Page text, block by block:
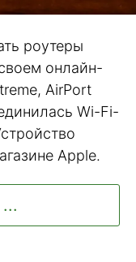
роутеры
онлайн-
AirPort
Wi-Fi-
Apple.